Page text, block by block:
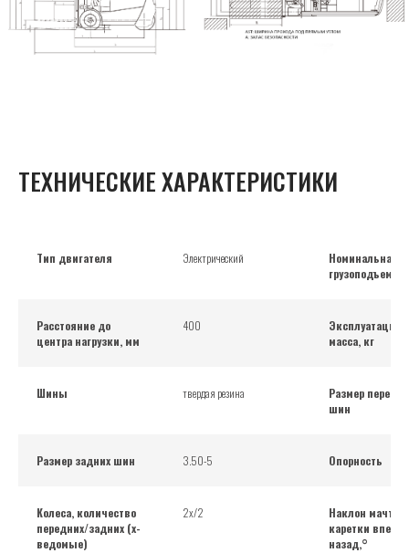
ТЕХНИЧЕСКИЕ ХАРАКТЕРИСТИКИ
Тип двигателя Электрический
Номинальная
Расстояние до
центра нагрузки, мм
400
масса, кг
Шины твердая резина
Размер
шин
Размер задних шин 3.50-5 Опорность
Колеса, количество
передних/задних (х-
ведомые)
2х/2
Наклон мачты/
каретки
назад,°